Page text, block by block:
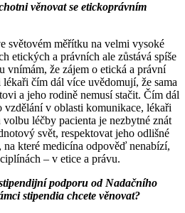
věnovat se etickoprávním
světovém měřítku na velmi vysoké
etických a právních ale zůstává spíše
vnímám, že zájem o etická a právní
čím dál více uvědomují, že sama
a jeho rodině nemusí stačit. Čím dál
vzdělání v oblasti komunikace, lékaři
léčby pacienta je nezbytné znát
svět, respektovat jeho odlišné
které medicína odpověď nenabízí,
– v etice a právu.
podporu od Nadačního
stipendia chcete věnovat?